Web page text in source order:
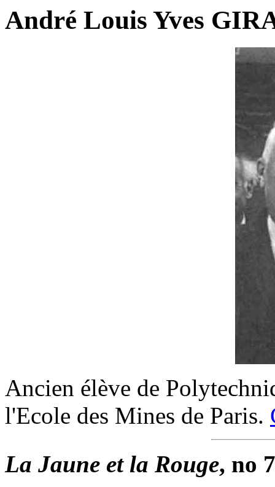
André Louis Yves
Ancien élève de
l'Ecole des Mines de Paris.
La Jaune et la Rouge, no